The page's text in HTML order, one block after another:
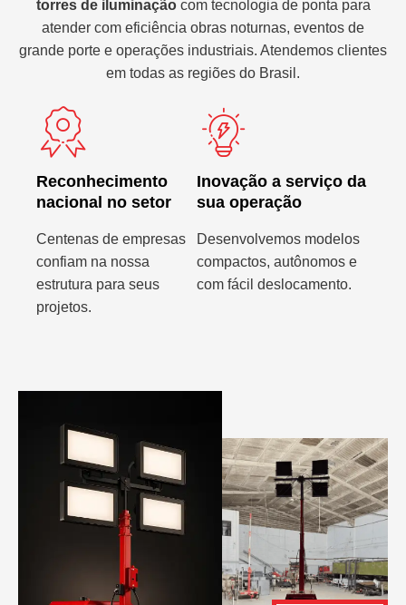
torres de iluminaçãocom tecnologia de ponta para
atender com eficiência obras noturnas, eventos de
grande porte e operações industriais. Atendemos clientes
em todas as regiões do Brasil.
Reconhecimento
nacional no setor
Centenas de empresas
confiam na nossa
estrutura para seus
projetos.
Inovação a serviço da
sua operação
Desenvolvemos modelos
compactos, autônomos e
com fácil deslocamento.